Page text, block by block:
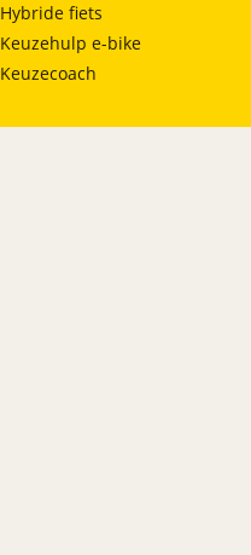
Hybride fiets
Keuzehulp e-bike
Keuzecoach